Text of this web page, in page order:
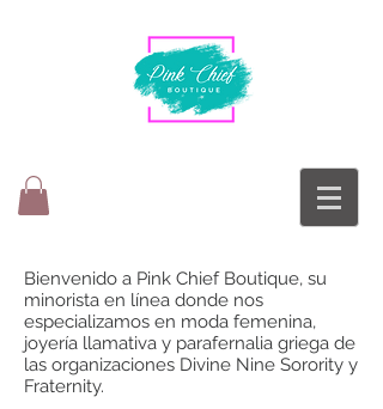
Bienvenido a Pink Chief Boutique, su
minorista en línea donde nos
especializamos en moda femenina,
joyería llamativa y parafernalia griega de
las organizaciones Divine Nine Sorority y
Fraternity.